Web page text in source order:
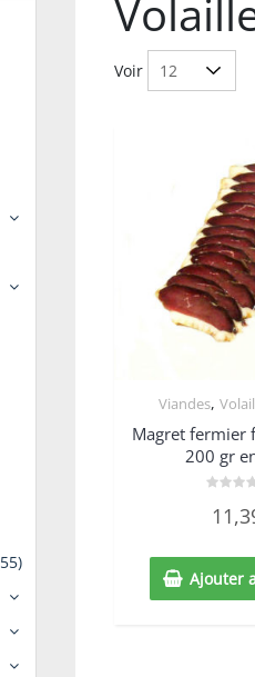
Voir
Viandes,
Magret fermier
200 gr
sur
Ajouter